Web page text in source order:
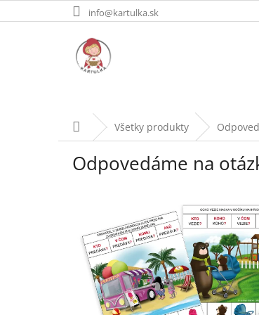
na
info@kartulka.sk
DomovVšetky produkty
Odpovedáme na